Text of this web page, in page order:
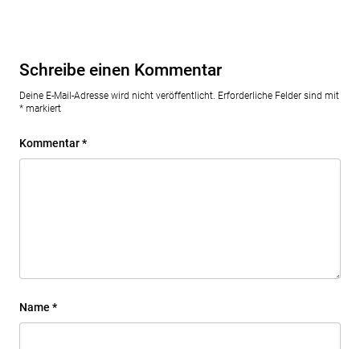
Schreibe einen Kommentar
Deine E-Mail-Adresse wird nicht veröffentlicht. Erforderliche Felder sind mit
* markiert
Kommentar*
Name *